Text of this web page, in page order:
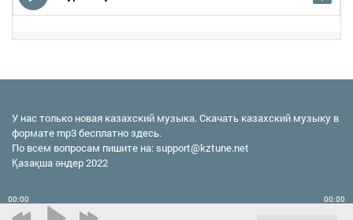
00:00 00:00
У нас только новая казахский музыка. Скачать казахский музыку в
формате mp3 бесплатно здесь.
По всем вопросам пишите на: support@kztune.net
Қазақша әндер 2022